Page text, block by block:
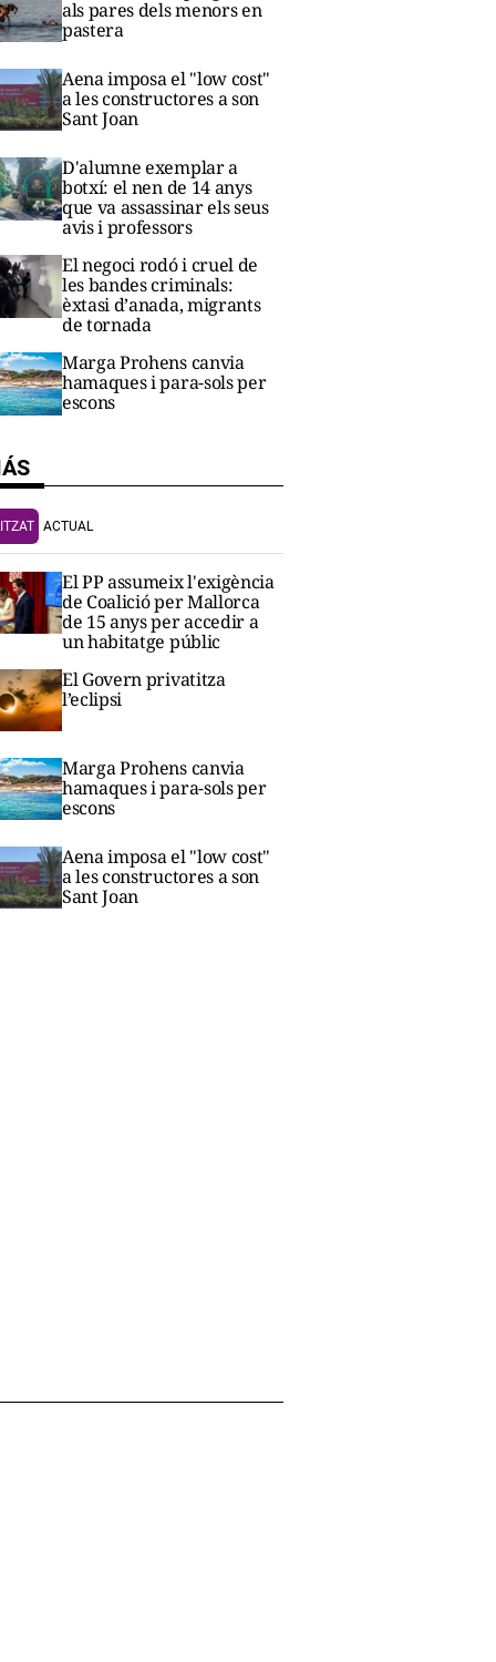
als pares dels menors en
pastera
Aena imposa el "low cost"
a les constructores a son
Sant Joan
D'alumne exemplar a
botxí: el nen de 14 anys
que va assassinar els seus
avis i professors
El negoci rodó i cruel de
les bandes criminals:
èxtasi d’anada, migrants
de tornada
Marga Prohens canvia
hamaques i para-sols per
escons
ACTUAL
El PP assumeix l'exigència
de Coalició per Mallorca
de 15 anys per accedir a
un habitatge públic
El Govern privatitza
l’eclipsi
Marga Prohens canvia
hamaques i para-sols per
escons
Aena imposa el "low cost"
a les constructores a son
Sant Joan